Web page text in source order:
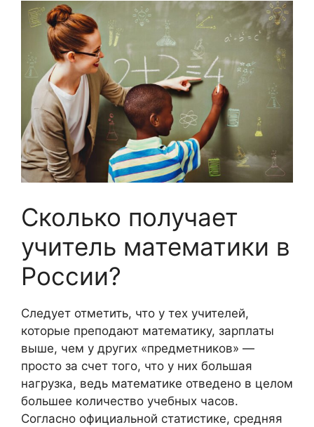
Сколько получает
учитель математики в
России?
Следует отметить, что у тех учителей,
которые преподают математику, зарплаты
выше, чем у других «предметников» —
просто за счет того, что у них большая
нагрузка, ведь математике отведено в целом
большее количество учебных часов.
Согласно официальной статистике, средняя